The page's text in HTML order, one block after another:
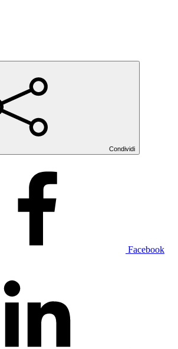
Condividi
Facebook